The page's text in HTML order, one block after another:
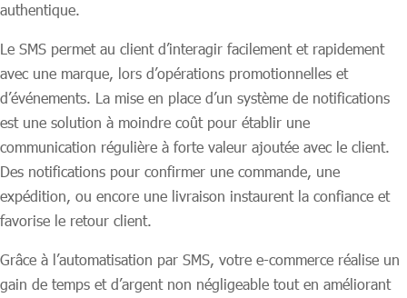
authentique.
Le SMS permet au client d’interagir facilement et rapidement
avec une marque, lors d’opérations promotionnelles et
d’événements. La mise en place d’un système de notifications
est une solution à moindre coût pour établir une
communication régulière à forte valeur ajoutée avec le client.
Des notifications pour confirmer une commande, une
expédition, ou encore une livraison instaurent la confiance et
favorise le retour client.
Grâce à l’automatisation par SMS, votre e-commerce réalise un
gain de temps et d’argent non négligeable tout en améliorant